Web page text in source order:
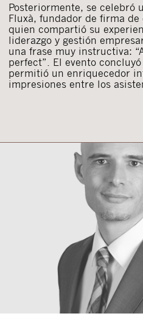
Posteriormente, se celebró
Fluxà, fundador de firma
quien compartió su
liderazgo y gestión
una frase muy instructiva:
perfect”. El evento
permitió un enriquecedor
impresiones entre los